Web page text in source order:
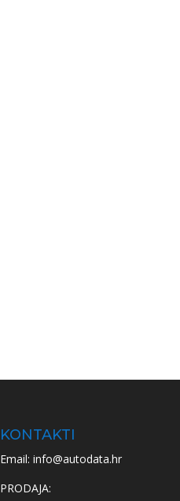
KONTAKTI
Email: info@autodata.hr
PRODAJA: